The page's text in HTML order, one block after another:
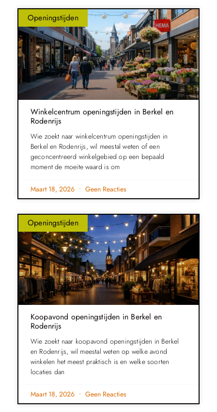
Openingstijden
Winkelcentrum openingstijden in Berkel en
Rodenrijs
Wie zoekt naar winkelcentrum openingstijden in
Berkel en Rodenrijs, wil meestal weten of een
geconcentreerd winkelgebied op een bepaald
moment de moeite waard is om
Maart 18, 2026 Geen Reacties
Openingstijden
Koopavond openingstijden in Berkel en
Rodenrijs
Wie zoekt naar koopavond openingstijden in Berkel
en Rodenrijs, wil meestal weten op welke avond
winkelen het meest praktisch is en welke soorten
locaties dan
Maart 18, 2026 Geen Reacties